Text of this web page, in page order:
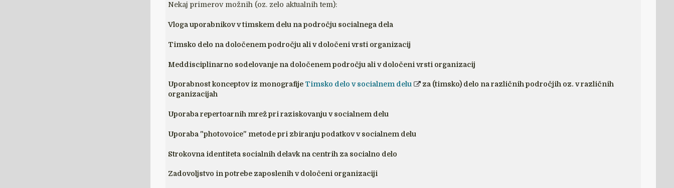
Nekaj primerov možnih (oz. zelo aktualnih tem):
Vloga uporabnikov v timskem delu na področju socialnega dela
Timsko delo na določenem področju ali v določeni vrsti organizacij
Meddisciplinarno sodelovanje na določenem področju ali v določeni vrsti organizacij
Uporabnost konceptov iz monografije Timsko delo v socialnem delu
za (timsko) delo na različnih področjih oz. v različnih
organizacijah
Uporaba repertoarnih mrež pri raziskovanju v socialnem delu
Uporaba "photovoice" metode pri zbiranju podatkov v socialnem delu
Strokovna identiteta socialnih delavk na centrih za socialno delo
Zadovoljstvo in potrebe zaposlenih v določeni organizaciji